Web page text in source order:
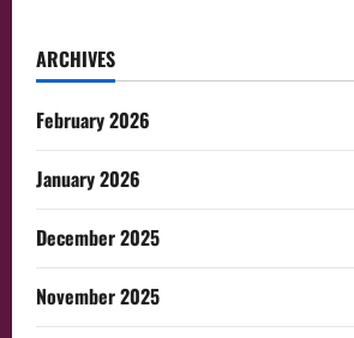
ARCHIVES
February 2026
January 2026
December 2025
November 2025